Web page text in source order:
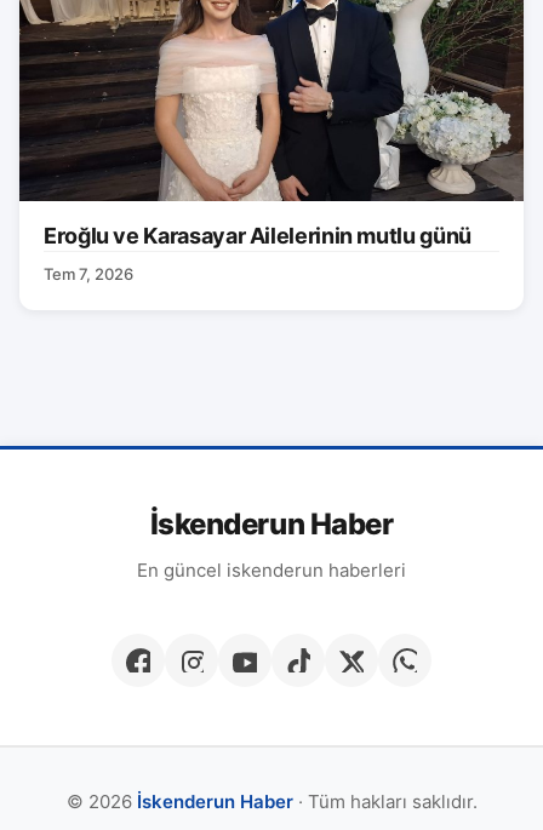
Eroğlu ve Karasayar Ailelerinin mutlu günü
Tem 7, 2026
İskenderun Haber
En güncel iskenderun haberleri
© 2026 İskenderun Haber· Tüm hakları saklıdır.